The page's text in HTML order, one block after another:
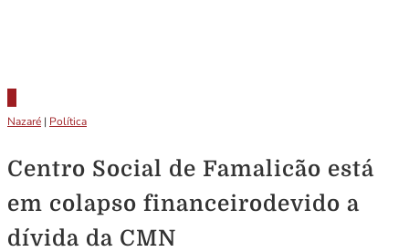
Nazaré | Política
Centro Social de Famalicão está
em colapso financeirodevido a
dívida da CMN